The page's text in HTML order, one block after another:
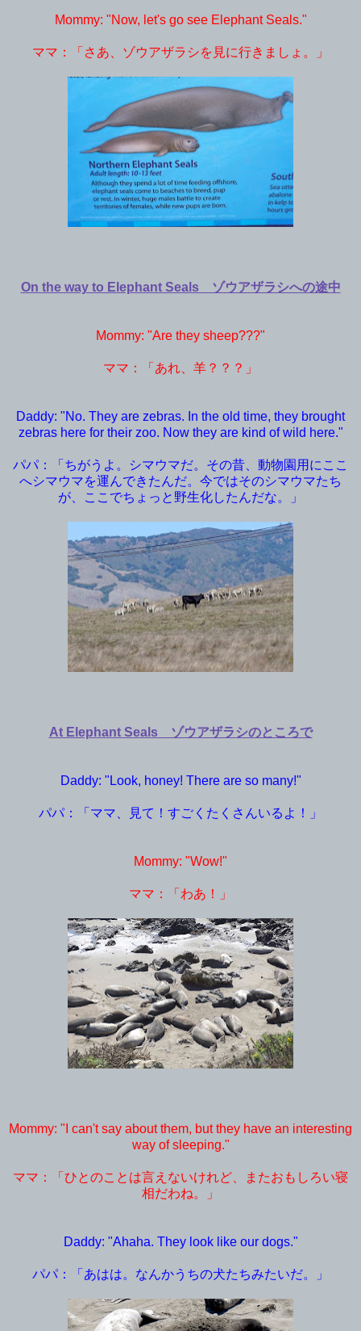
Mommy: "Now, let's go see Elephant Seals."
ママ：「さあ、ゾウアザラシを見に行きましょ。」
On the way to Elephant Seals ゾウアザラシへの途中
Mommy: "Are they sheep???"
ママ：「あれ、羊？？？」
Daddy: "No. They are zebras. In the old time, they brought
zebras here for their zoo. Now they are kind of wild here."
パパ：「ちがうよ。シマウマだ。その昔、動物園用にここ
へシマウマを運んできたんだ。今ではそのシマウマたち
が、ここでちょっと野生化したんだな。」
At Elephant Seals ゾウアザラシのところで
Daddy: "Look, honey! There are so many!"
パパ：「ママ、見て！すごくたくさんいるよ！」
Mommy: "Wow!"
ママ：「わあ！」
Mommy: "I can't say about them, but they have an interesting
way of sleeping."
ママ：「ひとのことは言えないけれど、またおもしろい寝
相だわね。」
Daddy: "Ahaha. They look like our dogs."
パパ：「あはは。なんかうちの犬たちみたいだ。」